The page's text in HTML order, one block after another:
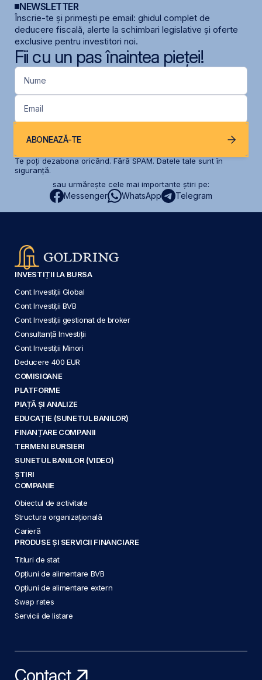
NEWSLETTER
Înscrie-te și primești pe email: ghidul complet de
deducere fiscală, alerte la schimbari legislative și oferte
exclusive pentru investitori noi.
Fii cu un pas înaintea pieței!
Nume
Email
ABONEAZĂ-TE
Te poți dezabona oricând. Fără SPAM. Datele tale sunt în
siguranță.
sau urmărește cele mai importante știri pe:
Messenger WhatsApp Telegram
INVESTIȚII LA BURSA
Cont Investiții Global
Cont Investiții BVB
Cont Investiții gestionat de broker
Consultanță Investiții
Cont Investiții Minori
Deducere 400 EUR
COMISIOANE
PLATFORME
PIAȚĂ ȘI ANALIZE
EDUCAȚIE (SUNETUL BANILOR)
FINANȚARE COMPANII
TERMENI BURSIERI
SUNETUL BANILOR (VIDEO)
ȘTIRI
COMPANIE
Obiectul de activitate
Structura organizațională
Carieră
PRODUSE ȘI SERVICII FINANCIARE
Titluri de stat
Opțiuni de alimentare BVB
Opțiuni de alimentare extern
Swap rates
Servicii de listare
Contact